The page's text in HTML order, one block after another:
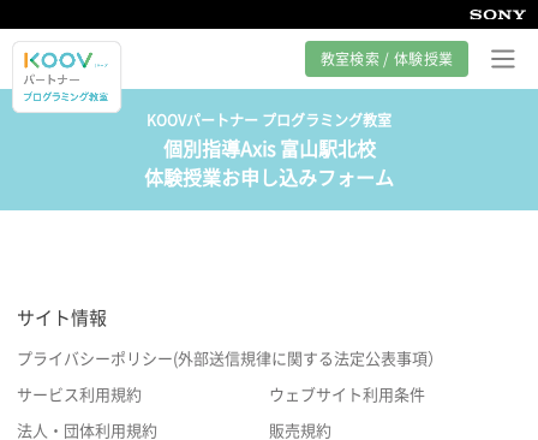
教室検索 / 体験授業
プログラミング教室とは
カリキュラム紹介
サポート
KOOVパートナー プログラミング教室
個別指導Axis 富山駅北校
体験授業お申し込みフォーム
サイト情報
プライバシーポリシー(外部送信規律に関する法定公表事項）
サービス利用規約 ウェブサイト利用条件
法人・団体利用規約 販売規約